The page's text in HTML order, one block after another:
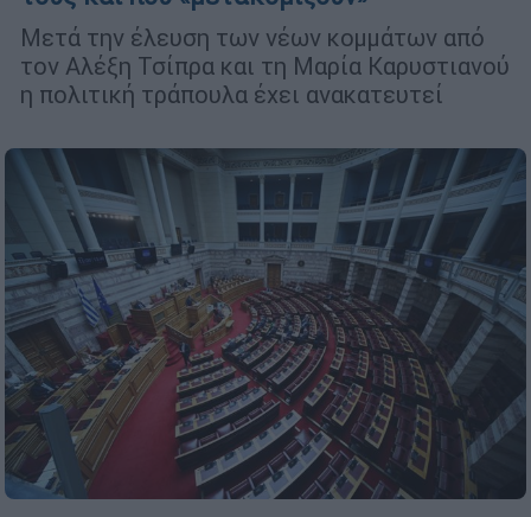
Μετά την έλευση των νέων κομμάτων από
τον Αλέξη Τσίπρα και τη Μαρία Καρυστιανού
η πολιτική τράπουλα έχει ανακατευτεί